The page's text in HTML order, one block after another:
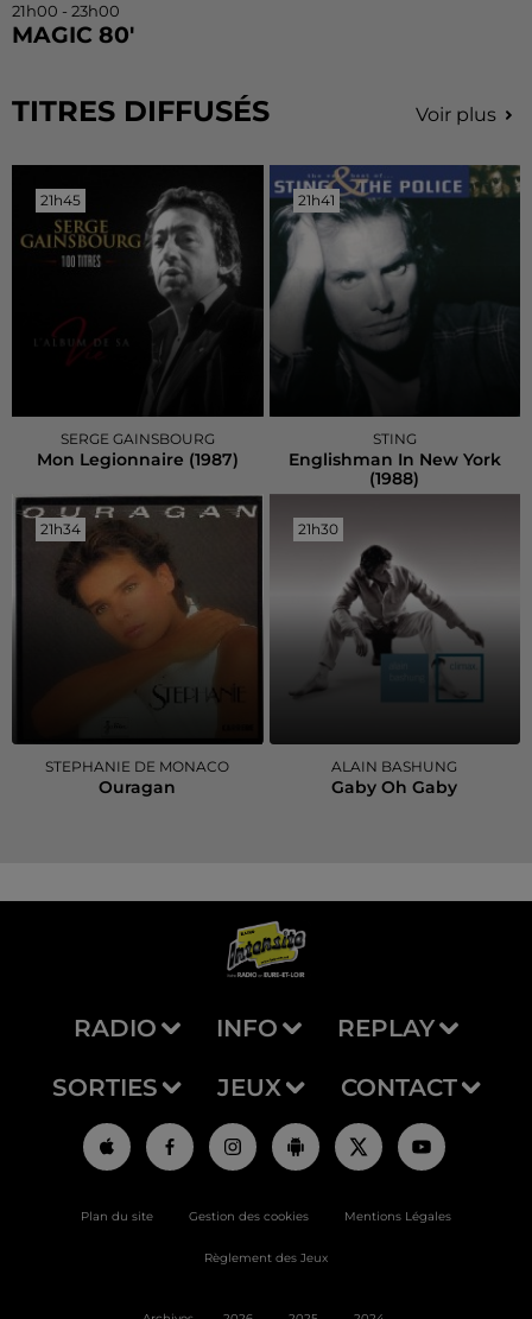
21h00 - 23h00
MAGIC 80'
TITRES DIFFUSÉS Voir plus
21h45
21h45
SERGE GAINSBOURG
Mon Legionnaire (1987)
21h41
21h41
STING
Englishman In New York
(1988)
21h34
21h34
STEPHANIE DE MONACO
Ouragan
21h30
21h30
ALAIN BASHUNG
Gaby Oh Gaby
RADIO INFO REPLAY
SORTIES JEUX CONTACT
Plan du site Gestion des cookies Mentions Légales
Règlement des Jeux